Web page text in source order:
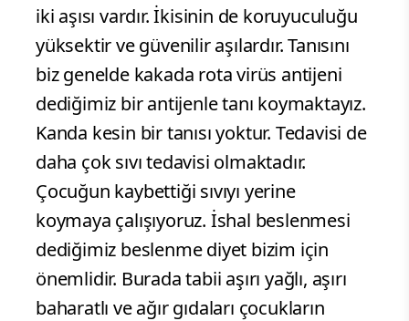
iki aşısı vardır. İkisinin de koruyuculuğu
yüksektir ve güvenilir aşılardır. Tanısını
biz genelde kakada rota virüs antijeni
dediğimiz bir antijenle tanı koymaktayız.
Kanda kesin bir tanısı yoktur. Tedavisi de
daha çok sıvı tedavisi olmaktadır.
Çocuğun kaybettiği sıvıyı yerine
koymaya çalışıyoruz. İshal beslenmesi
dediğimiz beslenme diyet bizim için
önemlidir. Burada tabii aşırı yağlı, aşırı
baharatlı ve ağır gıdaları çocukların